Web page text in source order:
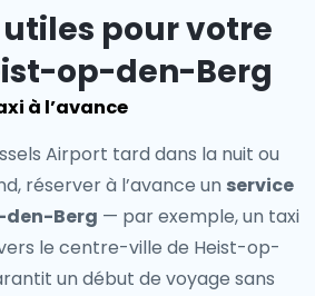
pour votre
op-den-Berg
à l’avance
Airport tard dans la nuit ou
réserver à l’avance un service
den-Berg — par exemple, un taxi
le centre-ville de Heist-op-
un début de voyage sans